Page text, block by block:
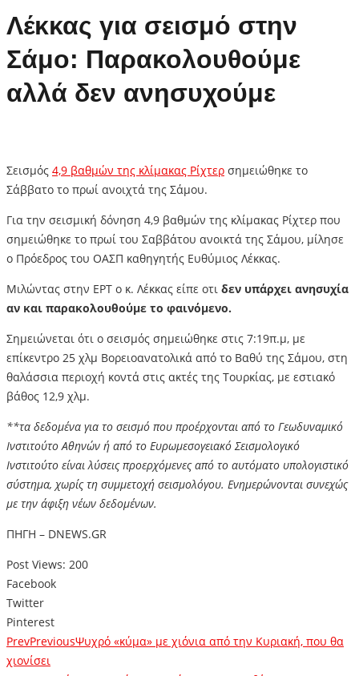
Λέκκας για σεισμό στην
Σάμο: Παρακολουθούμε
αλλά δεν ανησυχούμε
Σεισμός 4,9 βαθμών της κλίμακας Ρίχτερ σημειώθηκε το
Σάββατο το πρωί ανοιχτά της Σάμου.
Για την σεισμική δόνηση 4,9 βαθμών της κλίμακας Ρίχτερ που
σημειώθηκε το πρωί του Σαββάτου ανοικτά της Σάμου, μίλησε
ο Πρόεδρος του ΟΑΣΠ καθηγητής Ευθύμιος Λέκκας.
Μιλώντας στην ΕΡΤ ο κ. Λέκκας είπε οτι δεν υπάρχει ανησυχία
αν και παρακολουθούμε το φαινόμενο.
Σημειώνεται ότι ο σεισμός σημειώθηκε στις 7:19π.μ, με
επίκεντρο 25 χλμ Βορειοανατολικά από το Βαθύ της Σάμου, στη
θαλάσσια περιοχή κοντά στις ακτές της Τουρκίας, με εστιακό
βάθος 12,9 χλμ.
**τα δεδομένα για το σεισμό που προέρχονται από το Γεωδυναμικό
Ινστιτούτο Αθηνών ή από το Ευρωμεσογειακό Σεισμολογικό
Ινστιτούτο είναι λύσεις προερχόμενες από το αυτόματο υπολογιστικό
σύστημα, χωρίς τη συμμετοχή σεισμολόγου. Ενημερώνονται συνεχώς
με την άφιξη νέων δεδομένων.
ΠΗΓΗ – DNEWS.GR
Post Views: 200
Facebook
Twitter
Pinterest
PrevPreviousΨυχρό «κύμα» με χιόνια από την Κυριακή, που θα
χιονίσει